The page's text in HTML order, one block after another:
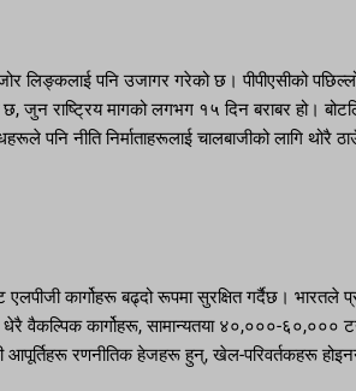
लिङ्कलाई पनि उजागर गरेको छ। पीपीएसीको
जुन राष्ट्रिय मागको लगभग १५ दिन बराबर हो।
नीति निर्माताहरूलाई चालबाजीको लागि थोरै
कार्गोहरू बढ्दो रूपमा सुरक्षित गर्दैछ। भारतले
कार्गोहरू, सामान्यतया ४०,०००-६०,०००
आपूर्तिहरू रणनीतिक हेजहरू हुन्, खेल-परिवर्तकहरू